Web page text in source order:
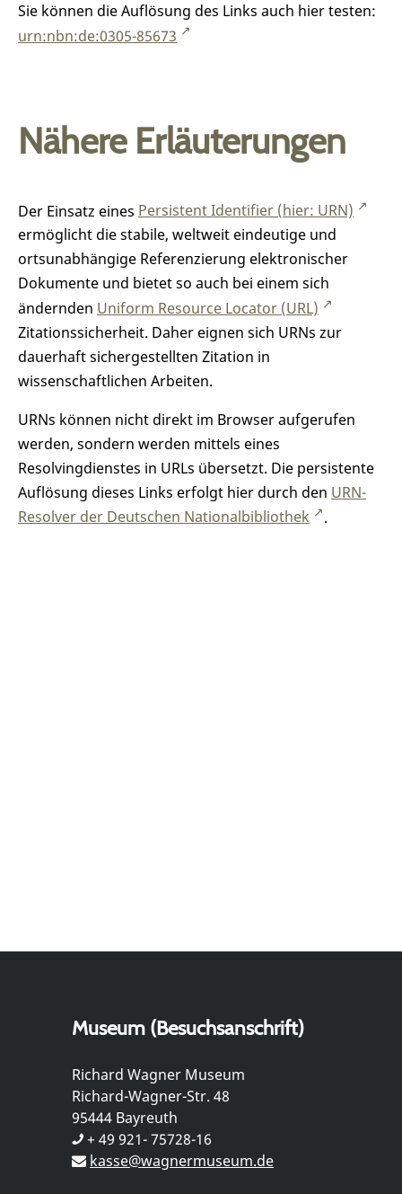
Sie können die Auflösung des Links auch hier testen:
urn:nbn:de:0305-85673
Nähere Erläuterungen
Der Einsatz eines Persistent Identifier (hier: URN)
ermöglicht die stabile, weltweit eindeutige und
ortsunabhängige Referenzierung elektronischer
Dokumente und bietet so auch bei einem sich
ändernden Uniform Resource Locator (URL)
Zitationssicherheit. Daher eignen sich URNs zur
dauerhaft sichergestellten Zitation in
wissenschaftlichen Arbeiten.
URNs können nicht direkt im Browser aufgerufen
werden, sondern werden mittels eines
Resolvingdienstes in URLs übersetzt. Die persistente
Auflösung dieses Links erfolgt hier durch den URN-
Resolver der Deutschen Nationalbibliothek
.
Museum (Besuchsanschrift)
Richard Wagner Museum
Richard-Wagner-Str. 48
95444 Bayreuth
+ 49 921- 75728-16
kasse@wagnermuseum.de